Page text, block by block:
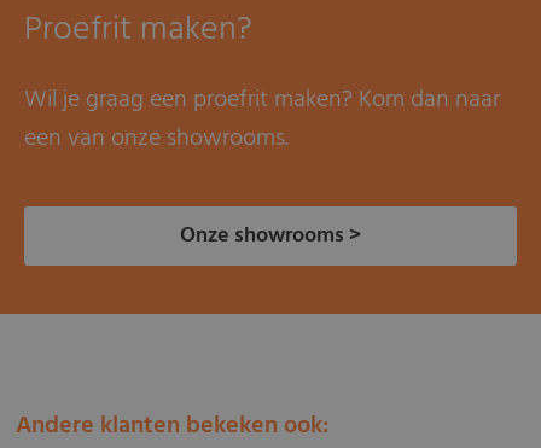
Proefrit maken?
Wil je graag een proefrit maken? Kom dan naar
een van onze showrooms.
Onze showrooms >
Andere klanten bekeken ook: